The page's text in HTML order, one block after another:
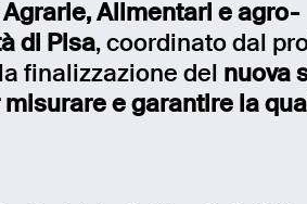
Alimentari e agro-
di Pisa, coordinato dal
la finalizzazione del nuova
misurare e garantire la